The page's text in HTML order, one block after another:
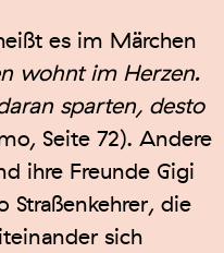
es im Märchen
wohnt im Herzen.
sparten, desto
Seite 72). Andere
ihre Freunde Gigi
Straßenkehrer, die
sich